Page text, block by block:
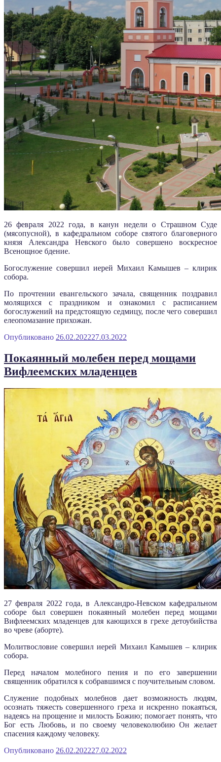
26 февраля 2022 года, в канун недели о Страшном Суде
(мясопусной), в кафедральном соборе святого благоверного
князя Александра Невского было совершено воскресное
Всенощное бдение.
Богослужение совершил иерей Михаил Камышев – клирик
собора.
По прочтении евангельского зачала, священник поздравил
молящихся с праздником и ознакомил с расписанием
богослужений на предстоящую седмицу, после чего совершил
елеопомазание прихожан.
Опубликовано 26.02.202227.03.2022
Покаянный молебен перед мощами
Вифлеемских младенцев
27 февраля 2022 года, в Александро-Невском кафедральном
соборе был совершен покаянный молебен перед мощами
Вифлеемских младенцев для кающихся в грехе детоубийства
во чреве (аборте).
Молитвословие совершил иерей Михаил Камышев – клирик
собора.
Перед началом молебного пения и по его завершении
священник обратился к собравшимся с поучительным словом.
Служение подобных молебнов дает возможность людям,
осознать тяжесть совершенного греха и искренно покаяться,
надеясь на прощение и милость Божию; помогает понять, что
Бог есть Любовь, и по своему человеколюбию Он желает
спасения каждому человеку.
Опубликовано 26.02.202227.02.2022